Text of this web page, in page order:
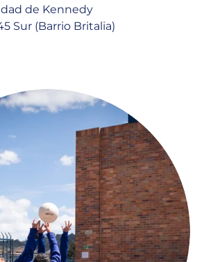
de Kennedy
Sur (Barrio Britalia)